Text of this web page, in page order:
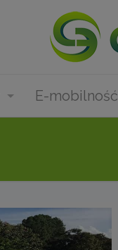
E-mobilność